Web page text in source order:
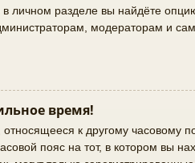
личном разделе вы найдёте
модераторам и
время!
к другому часовому
пояс на тот, в котором вы